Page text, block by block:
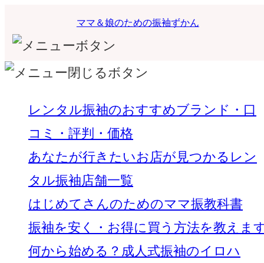
ママ＆娘のための振袖ずかん
レンタル振袖のおすすめブランド・口
コミ・評判・価格
あなたが行きたいお店が見つかるレン
タル振袖店舗一覧
はじめてさんのためのママ振教科書
振袖を安く・お得に買う方法を教えま
何から始める？成人式振袖のイロハ